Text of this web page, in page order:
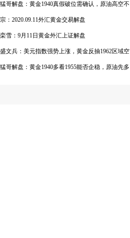
猛哥解盘：黄金1940真假破位需确认，原油高空不
变
宗：2020.09.11外汇黄金交易解盘
栾雪：9月11日黄金外汇上证解盘
盛文兵：美元指数强势上涨，黄金反抽1962区域空
猛哥解盘：黄金1940多看1955能否企稳，原油先多